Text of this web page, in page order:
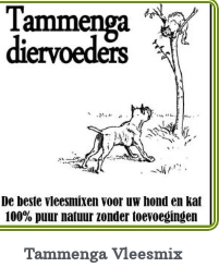
Tammenga Vleesmix